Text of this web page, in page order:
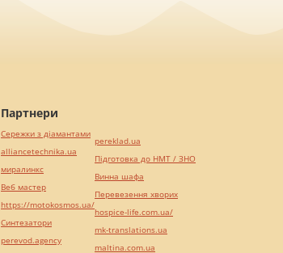
Партнери
Сережки з діамантами
alliancetechnika.ua
миралинкс
Веб мастер
https://motokosmos.ua/
Синтезатори
perevod.agency
pereklad.ua
Підготовка до НМТ / ЗНО
Винна шафа
Перевезення хворих
hospice-life.com.ua/
mk-translations.ua
maltina.com.ua